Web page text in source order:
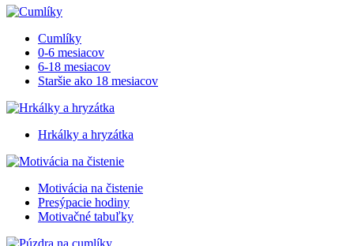
Cumlíky
0-6 mesiacov
6-18 mesiacov
Staršie ako 18 mesiacov
Hrkálky a hryzátka
Motivácia na čistenie
Presýpacie hodiny
Motivačné tabuľky